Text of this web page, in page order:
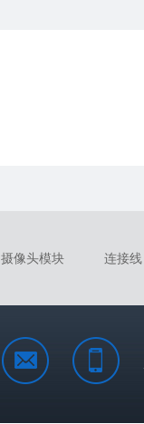
摄像头模块 连接线